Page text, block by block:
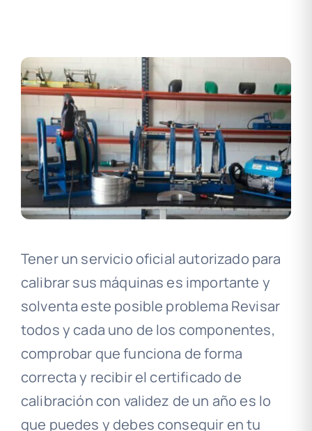
Tener un servicio oficial autorizado para
calibrar sus máquinas es importante y
solventa este posible problema Revisar
todos y cada uno de los componentes,
comprobar que funciona de forma
correcta y recibir el certificado de
calibración con validez de un año es lo
que puedes y debes conseguir en tu